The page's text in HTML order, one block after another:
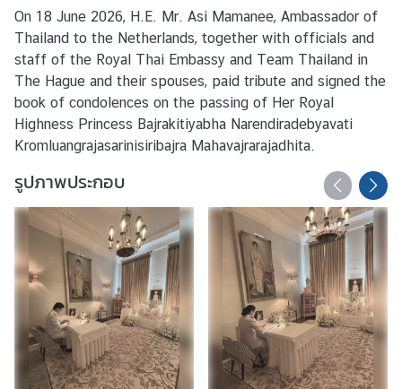
H
A
I
-
D
U
T
H
R
E
A
T
I
O
N
S
On 18 June 2026, H.E. Mr. Asi Mamanee, Ambassador of
Thailand to the Netherlands, together with officials and
staff of the Royal Thai Embassy and Team Thailand in
The Hague and their spouses, paid tribute and signed the
book of condolences on the passing of Her Royal
Highness Princess Bajrakitiyabha Narendiradebyavati
Kromluangrajasarinisiribajra Mahavajrarajadhita.
รูปภาพประกอบ